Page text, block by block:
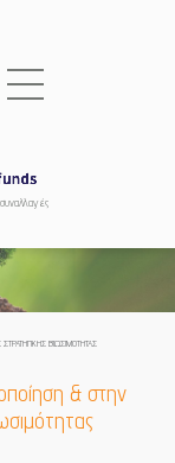
ΒΙΩΣΙΜΌΤΗΤΑΣ
& στην